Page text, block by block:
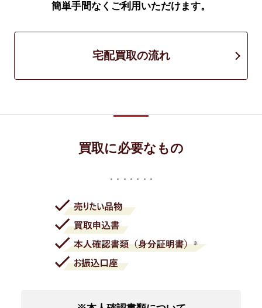
簡単手間なくご利用いただけます。
宅配買取の流れ
買取に必要なもの